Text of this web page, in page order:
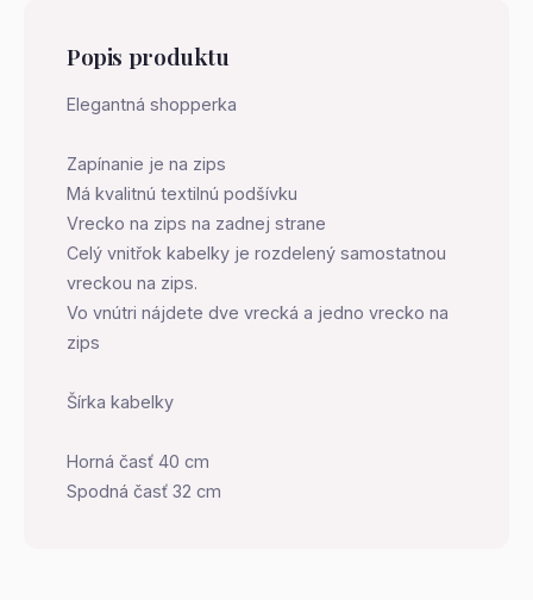
Popis produktu
Elegantná shopperka
Zapínanie je na zips
Má kvalitnú textilnú podšívku
Vrecko na zips na zadnej strane
Celý vnitřok kabelky je rozdelený samostatnou
vreckou na zips.
Vo vnútri nájdete dve vrecká a jedno vrecko na
zips
Šírka kabelky
Horná časť 40 cm
Spodná časť 32 cm